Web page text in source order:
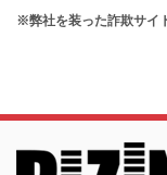
※弊社を装った詐欺サイ